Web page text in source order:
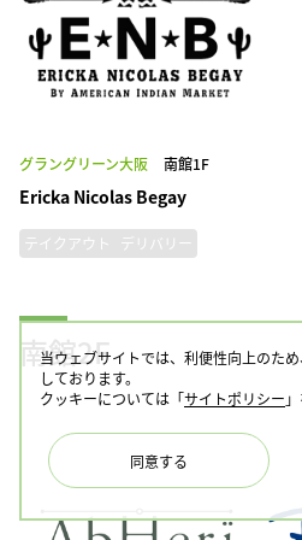
グラングリーン大阪 南館1F
Ericka Nicolas Begay
テイクアウト デリバリー
南館2F
当ウェブサイトでは、利便性向上のた
しております。
クッキーについては「サイトポリシー
同意する